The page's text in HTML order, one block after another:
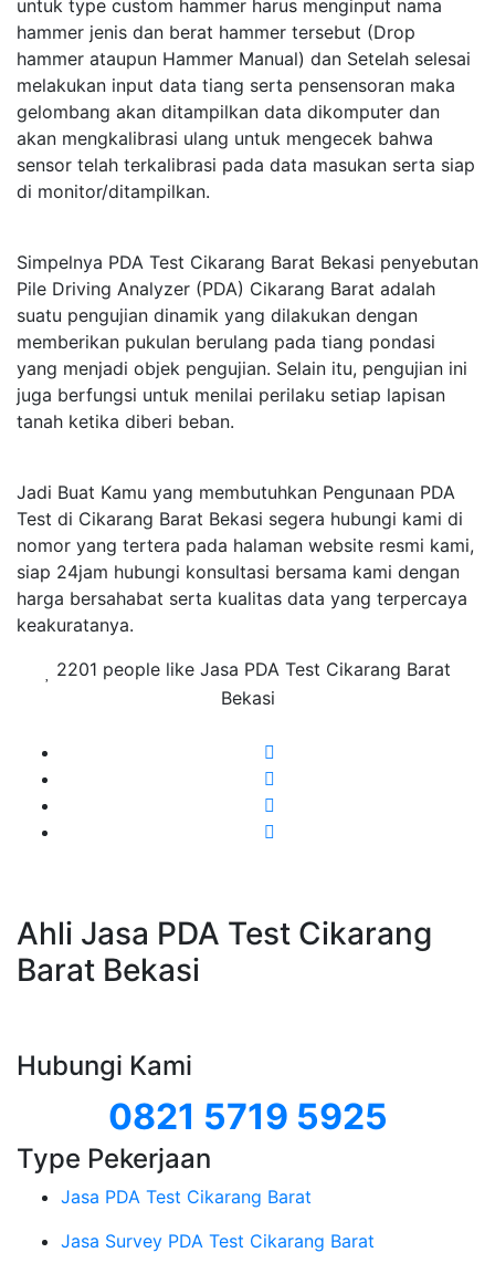
untuk type custom hammer harus menginput nama
hammer jenis dan berat hammer tersebut (Drop
hammer ataupun Hammer Manual) dan Setelah selesai
melakukan input data tiang serta pensensoran maka
gelombang akan ditampilkan data dikomputer dan
akan mengkalibrasi ulang untuk mengecek bahwa
sensor telah terkalibrasi pada data masukan serta siap
di monitor/ditampilkan.
Simpelnya PDA Test Cikarang Barat Bekasi penyebutan
Pile Driving Analyzer (PDA) Cikarang Barat adalah
suatu pengujian dinamik yang dilakukan dengan
memberikan pukulan berulang pada tiang pondasi
yang menjadi objek pengujian. Selain itu, pengujian ini
juga berfungsi untuk menilai perilaku setiap lapisan
tanah ketika diberi beban.
Jadi Buat Kamu yang membutuhkan Pengunaan PDA
Test di Cikarang Barat Bekasi segera hubungi kami di
nomor yang tertera pada halaman website resmi kami,
siap 24jam hubungi konsultasi bersama kami dengan
harga bersahabat serta kualitas data yang terpercaya
keakuratanya.
2201 people like Jasa PDA Test Cikarang Barat
Bekasi
Ahli Jasa PDA Test Cikarang
Barat Bekasi
Hubungi Kami
0821 5719 5925
Type Pekerjaan
Jasa PDA Test Cikarang Barat
Jasa Survey PDA Test Cikarang Barat